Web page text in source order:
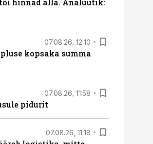
hinnad alla. Analüütik:
07.08.26, 12:10
kopsaka summa
07.08.26, 11:58
pidurit
07.08.26, 11:18